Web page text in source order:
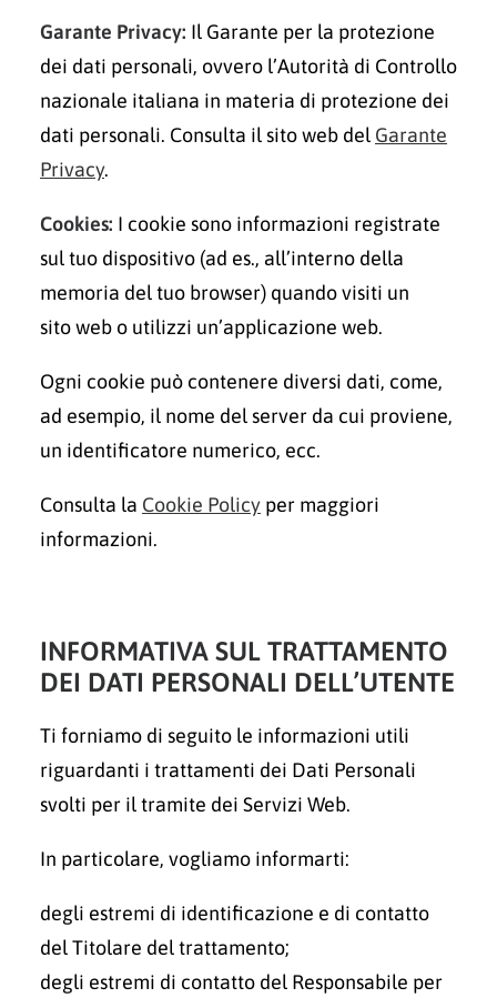
Garante Privacy: Il Garante per la protezione
dei dati personali, ovvero l’Autorità di Controllo
nazionale italiana in materia di protezione dei
dati personali. Consulta il sito web del Garante
Privacy.
Cookies: I cookie sono informazioni registrate
sul tuo dispositivo (ad es., all’interno della
memoria del tuo browser) quando visiti un
sito web o utilizzi un’applicazione web.
Ogni cookie può contenere diversi dati, come,
ad esempio, il nome del server da cui proviene,
un identificatore numerico, ecc.
Consulta la Cookie Policy per maggiori
informazioni.
INFORMATIVA SUL TRATTAMENTO
DEI DATI PERSONALI DELL’UTENTE
Ti forniamo di seguito le informazioni utili
riguardanti i trattamenti dei Dati Personali
svolti per il tramite dei Servizi Web.
In particolare, vogliamo informarti:
degli estremi di identificazione e di contatto
del Titolare del trattamento;
degli estremi di contatto del Responsabile per